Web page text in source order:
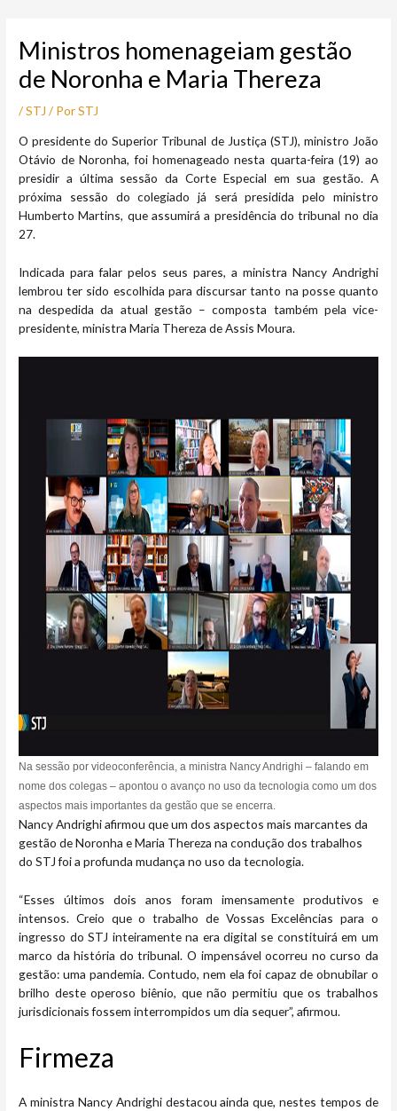
conteúdo
Ministros homenageiam gestão
de Noronha e Maria Thereza
/STJ / PorSTJ
​​​O presidente do Superior Tribunal de Justiça (STJ), ministro João
Otávio de Noronha, foi homenageado nesta quarta-feira (19) ao
presidir a última sessão da Corte Especial em sua gestão. A
próxima sessão do colegiado já será presidida pelo ministro
Humberto Martins, que assumirá a presidência do tribunal no dia
27.
Indicada para falar pelos seus pares, a ministra Nancy Andrighi
lembrou ter sido escolhida para discursar tanto na posse quanto
na despedida da atual gestão – composta também pela vice-
presidente, ministra Maria Thereza de Assis Moura.
Na sessão por videoconferência, a ministra Nancy Andrighi – falando em
nome dos colegas – apontou o avanço no uso da tecnologia como um dos
aspectos mais importantes da gestão que se encerra.
Nancy Andrighi afirmou que um dos aspectos mais marcantes da
gestão de Noronha e Maria Thereza na condução dos trabalhos
do STJ foi a profunda mudança no uso da tecnologia.
“Esses últimos dois anos foram imensamente produtivos e
intensos. Creio que o trabalho de Vossas Excelências para o
ingresso do STJ inteiramente na era digital se constituirá em um
marco da história do tribunal. O impensável ocorreu no curso da
gestão: uma pandemia. Contudo, nem ela foi capaz de obnubilar o
brilho deste operoso biênio, que não permitiu que os trabalhos
jurisdicionais fossem interrompidos um dia sequer”, afirmou.
Firm​​​eza
A ministra Nancy Andrighi destacou ainda que, nestes tempos de